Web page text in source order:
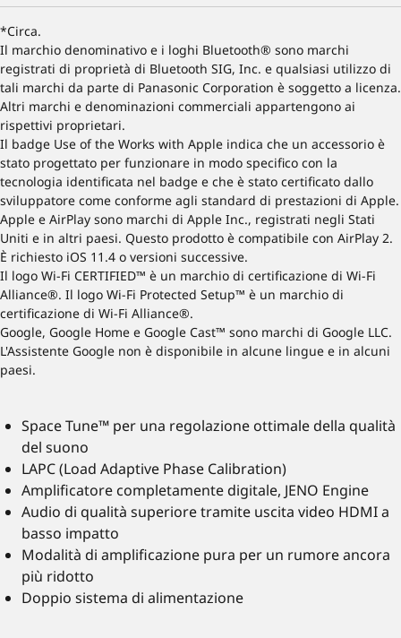
*Circa.
Il marchio denominativo e i loghi Bluetooth® sono marchi
registrati di proprietà di Bluetooth SIG, Inc. e qualsiasi utilizzo di
tali marchi da parte di Panasonic Corporation è soggetto a licenza.
Altri marchi e denominazioni commerciali appartengono ai
rispettivi proprietari.
Il badge Use of the Works with Apple indica che un accessorio è
stato progettato per funzionare in modo specifico con la
tecnologia identificata nel badge e che è stato certificato dallo
sviluppatore come conforme agli standard di prestazioni di Apple.
Apple e AirPlay sono marchi di Apple Inc., registrati negli Stati
Uniti e in altri paesi. Questo prodotto è compatibile con AirPlay 2.
È richiesto iOS 11.4 o versioni successive.
Il logo Wi-Fi CERTIFIED™ è un marchio di certificazione di Wi-Fi
Alliance®. Il logo Wi-Fi Protected Setup™ è un marchio di
certificazione di Wi-Fi Alliance®.
Google, Google Home e Google Cast™ sono marchi di Google LLC.
L'Assistente Google non è disponibile in alcune lingue e in alcuni
paesi.
Space Tune™ per una regolazione ottimale della qualità
del suono
LAPC (Load Adaptive Phase Calibration)
Amplificatore completamente digitale, JENO Engine
Audio di qualità superiore tramite uscita video HDMI a
basso impatto
Modalità di amplificazione pura per un rumore ancora
più ridotto
Doppio sistema di alimentazione